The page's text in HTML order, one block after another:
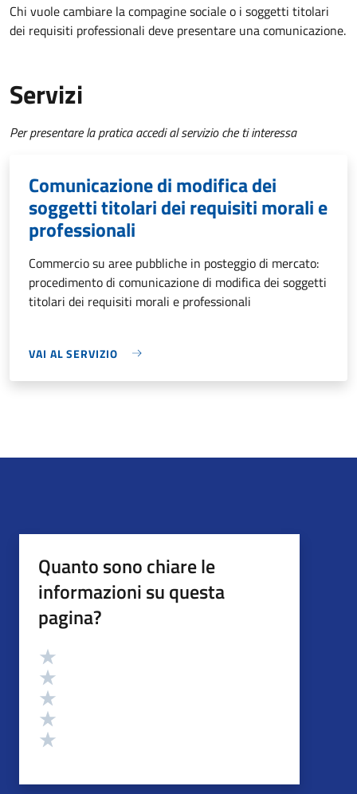
Chi vuole cambiare la compagine sociale o i soggetti titolari
dei requisiti professionali deve presentare una comunicazione.
Servizi
Per presentare la pratica accedi al servizio che ti interessa
Comunicazione di modifica dei
soggetti titolari dei requisiti morali e
professionali
Commercio su aree pubbliche in posteggio di mercato:
procedimento di comunicazione di modifica dei soggetti
titolari dei requisiti morali e professionali
VAI AL SERVIZIO
Quanto sono chiare le
informazioni su questa
pagina?
Valutazione